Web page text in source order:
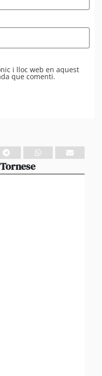
i lloc web en aquest
que comenti.